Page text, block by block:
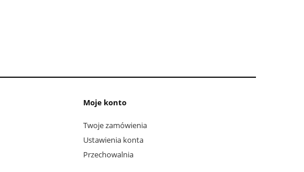
Moje konto
Twoje zamówienia
Ustawienia konta
Przechowalnia